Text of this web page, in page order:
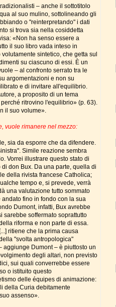
– anche il sottotitolo
al suo mulino, sottolineando gli
o "reinterpretando" i dati
si trova sia nella cosiddetta
«Non ha senso essere a
il suo libro vada inteso in
sintetico, che getta sul
su ciascuno di essi. È un
– al confronto serrato tra le
argomentazioni e non su
e di invitare all'equilibrio.
a proposito di un tema
ritrovino l'equilibrio» (p. 63).
il suo volume».
vuole rimanere nel mezzo:
sia da esporre che da difendere.
Simile reazione sembra
Vorrei illustrare questo stato di
don Bux. Da una parte, quella di
della rivista francese Catholica;
tempo e, si prevede, verrà
una valutazione tutto sommato
fino in fondo con la sua
Dumont, infatti, Bux avrebbe
sarebbe soffermato soprattutto
riforma e non parte di essa.
ritiene che la prima causa
"svolta antropologica"
aggiunge Dumont – è piuttosto un
degli altari, non previsto
sui quali converrebbe essere
o istituito questo
delle équipes di animazione:
della Curia debitamente
assenso».